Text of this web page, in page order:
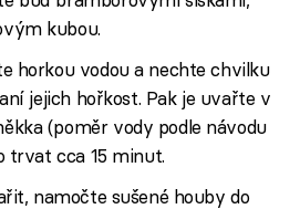
kubou.
horkou vodou a nechte chvilku
jejich hořkost. Pak je uvařte v
(poměr vody podle návodu
trvat cca 15 minut.
namočte sušené houby do